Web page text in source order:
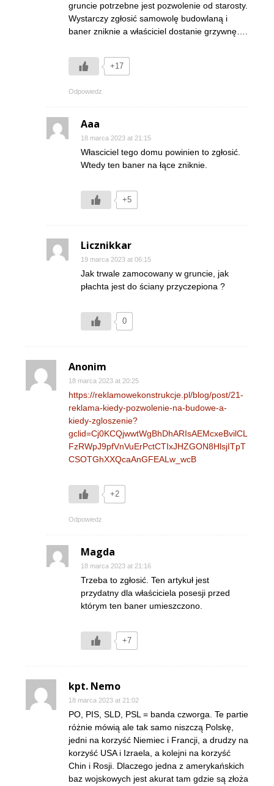
gruncie potrzebne jest pozwolenie od starosty.
Wystarczy zgłosić samowolę budowlaną i
baner zniknie a właściciel dostanie grzywnę….
+17
Odpowiedz
Aaa
18 marca 2023 at 21:15
Własciciel tego domu powinien to zgłosić.
Wtedy ten baner na łące zniknie.
+5
Licznikkar
19 marca 2023 at 06:15
Jak trwale zamocowany w gruncie, jak
płachta jest do ściany przyczepiona ?
0
Anonim
18 marca 2023 at 20:25
https://reklamowekonstrukcje.pl/blog/post/21-
reklama-kiedy-pozwolenie-na-budowe-a-
kiedy-zgloszenie?
gclid=Cj0KCQjwwtWgBhDhARIsAEMcxeBvilCL
FzRWpJ9pfVnVuErPctCTIxJHZGON8HlsjITpT
CSOTGhXXQcaAnGFEALw_wcB
+2
Odpowiedz
Magda
18 marca 2023 at 21:16
Trzeba to zgłosić. Ten artykuł jest
przydatny dla właściciela posesji przed
którym ten baner umieszczono.
+7
kpt. Nemo
18 marca 2023 at 21:02
PO, PIS, SLD, PSL = banda czworga. Te partie
różnie mówią ale tak samo niszczą Polskę,
jedni na korzyść Niemiec i Francji, a drudzy na
korzyść USA i Izraela, a kolejni na korzyść
Chin i Rosji. Dlaczego jedna z amerykańskich
baz wojskowych jest akurat tam gdzie są złoża